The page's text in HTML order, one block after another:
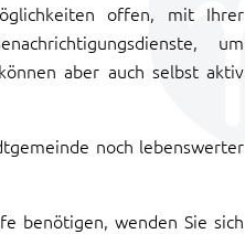
offen, mit Ihrer
um
aber auch selbst aktiv
noch lebenswerter
benötigen, wenden Sie sich